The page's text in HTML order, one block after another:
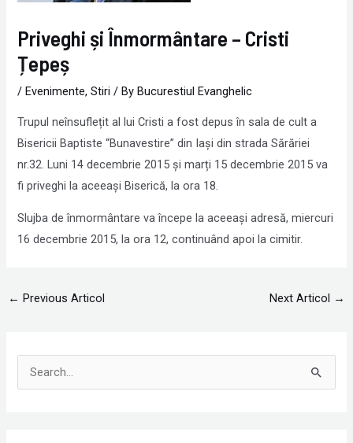
Priveghi și Înmormântare – Cristi
Țepeș
/Evenimente,Stiri / ByBucurestiul Evanghelic
Trupul neînsuflețit al lui Cristi a fost depus în sala de cult a
Bisericii Baptiste “Bunavestire” din Iași din strada Sărăriei
nr.32. Luni 14 decembrie 2015 și marți 15 decembrie 2015 va
fi priveghi la aceeași Biserică, la ora 18.
Slujba de înmormântare va începe la aceeași adresă, miercuri
16 decembrie 2015, la ora 12, continuând apoi la cimitir.
← Previous Articol Next Articol →